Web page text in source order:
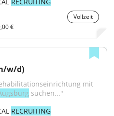
Vollzeit
€
w/d)
mit
suchen..."
RECRUITING